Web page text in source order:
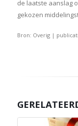
de laatste aanslag
gekozen
Bron: Overig |